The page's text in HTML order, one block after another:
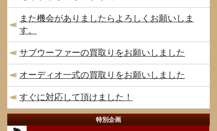
また機会がありましたらよろしくお願いしま
す。
サブウーファーの買取りをお願いしました
オーディオ一式の買取りをお願いしました
すぐに対応して頂けました！
特別企画